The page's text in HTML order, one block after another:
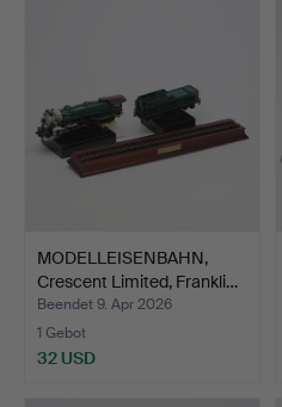
MODELLEISENBAHN,
Crescent Limited, Frankli…
Beendet 9. Apr 2026
1 Gebot
32 USD